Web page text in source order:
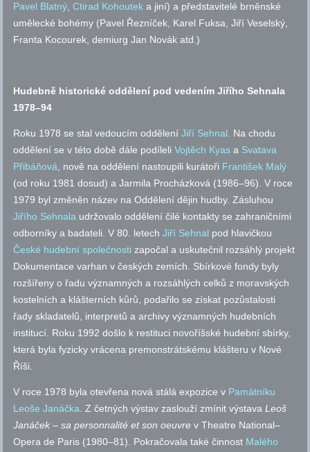
Pavel Blatný,Ctirad Kohoutek a jiní) a představitelé brněnské
umělecké bohémy (Pavel Řezníček, Karel Fuksa, Jiří Veselský,
Franta Kocourek, demiurg Jan Novákatd.)
Hudebně historické oddělení pod vedením Jiřího Sehnala
1978–94
Roku 1978 se stal vedoucím odděleníJiří Sehnal. Na chodu
oddělení se v této době dále podíleliVojtěch Kyas a Svatava
Přibáňová, nově na oddělení nastoupili kurátoři František Malý
(od roku 1981 dosud) a Jarmila Procházková (1986–96). V roce
1979 byl změněn název na Oddělení dějin hudby. Zásluhou
Jiřího Sehnala udržovalo oddělení čilé kontakty se zahraničními
odborníky a badateli. V 80. letechJiří Sehnal pod hlavičkou
České hudební společnosti započal a uskutečnil rozsáhlý projekt
Dokumentace varhan v českých zemích. Sbírkové fondy byly
rozšířeny o řadu významných a rozsáhlých celků z moravských
kostelních a klášterních kůrů, podařilo se získat pozůstalosti
řady skladatelů, interpretů a archivy významných hudebních
institucí. Roku 1992 došlo k restituci novoříšské hudební sbírky,
která byla fyzicky vrácena premonstrátskému klášteru v Nové
Říši.
V roce 1978 byla otevřena nová stálá expozice v Památníku
Leoše Janáčka. Z četných výstav zaslouží zmínit výstavaLeoš
Janáček –sa personnalité et son oeuvrev Theatre National–
Opera de Paris (1980–81). Pokračovala také činnost Malého